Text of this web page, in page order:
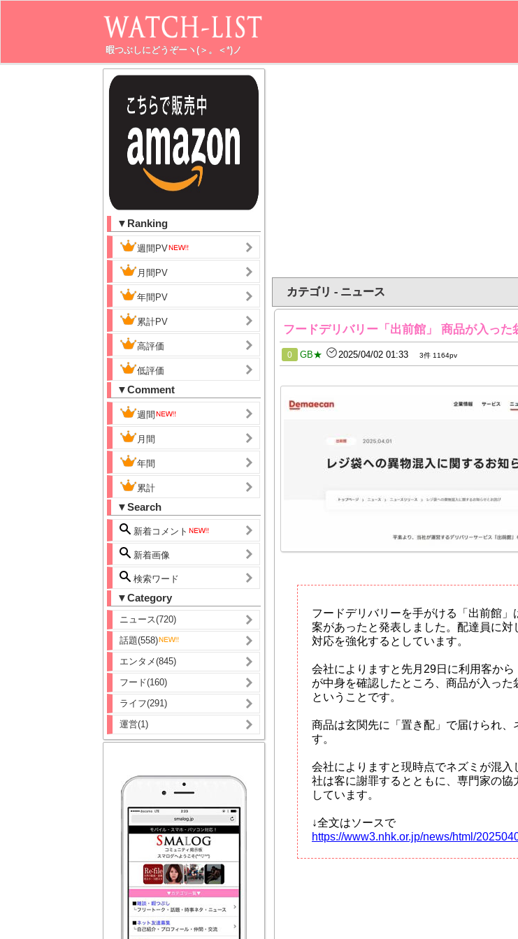
暇つぶしにどうぞーヽ(＞。＜*)ノ
▼Ranking
週間PV
月間PV
年間PV
累計PV
高評価
低評価
▼Comment
週間
月間
年間
累計
▼Search
新着コメント
新着画像
検索ワード
▼Category
ニュース(720)
話題(558)
エンタメ(845)
フード(160)
ライフ(291)
運営(1)
カテゴリ - ニュース
フードデリバリー「出前館」 商品が入った
0 GB★ 2025/04/02 01:33 3件 1164pv
フードデリバリーを手がける「出前館
案があったと発表しました。配達員に
対応を強化するとしています。
会社によりますと先月29日に利用客か
が中身を確認したところ、商品が入っ
ということです。
商品は玄関先に「置き配」で届けられ
す。
会社によりますと現時点でネズミが混
社は客に謝罪するとともに、専門家の
しています。
↓全文はソースで
https://www3.nhk.or.jp/news/html/